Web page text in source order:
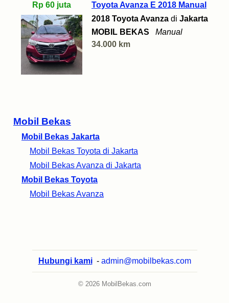
Mobil Bekas
Mobil Bekas Jakarta
Mobil Bekas Toyota di Jakarta
Mobil Bekas Avanza di Jakarta
Mobil Bekas Toyota
Mobil Bekas Avanza
Rp 60 juta
Toyota Avanza E 2018 Manual
2018 Toyota Avanza di Jakarta
MOBIL BEKAS
Manual
34.000 km
Hubungi kami - admin@mobilbekas.com
© 2026 MobilBekas.com